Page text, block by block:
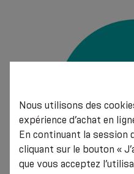
Nous utilisons des
expérience d’achat en
En continuant la session
cliquant sur le bouton «
que vous acceptez